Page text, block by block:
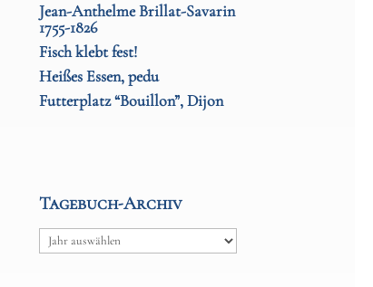
Jean-Anthelme Brillat-Savarin
1755-1826
Fisch klebt fest!
Heißes Essen, pedu
Futterplatz “Bouillon”, Dijon
Tagebuch-Archiv
Archiv